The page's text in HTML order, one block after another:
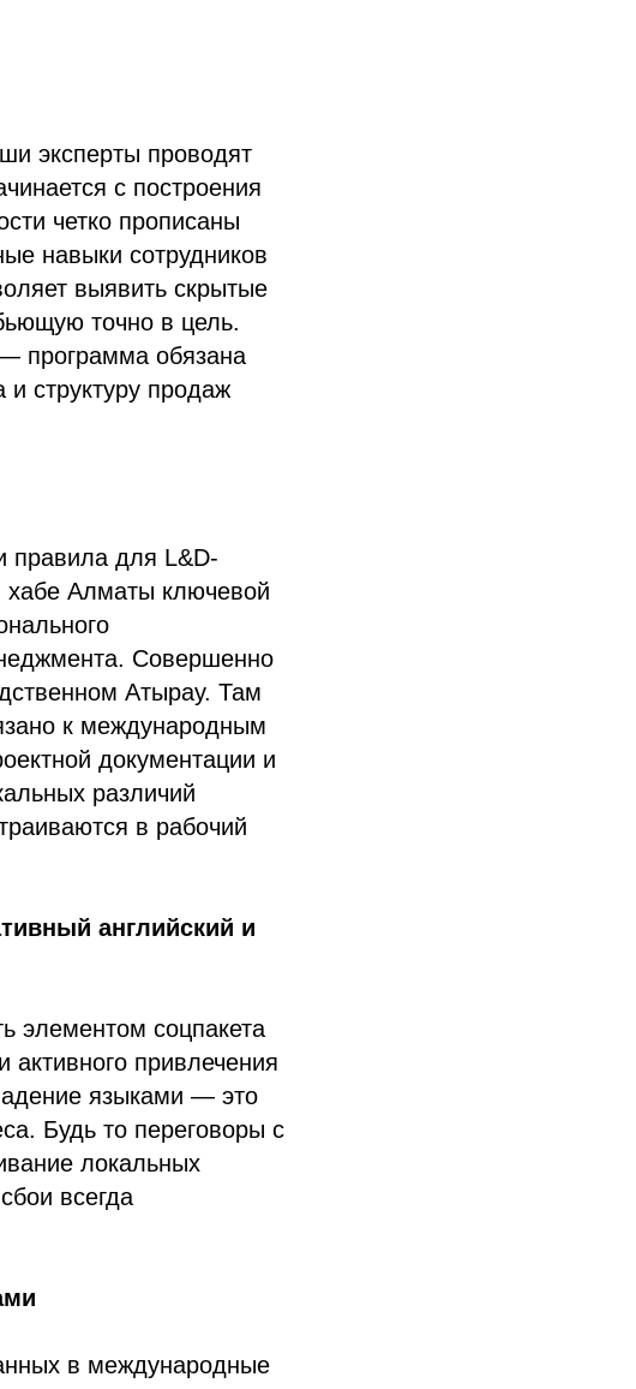
эксперты проводят
с построения
четко прописаны
навыки сотрудников
выявить скрытые
точно в цель.
программа обязана
и структуру продаж
правила для L&D-
хабе Алматы ключевой
Совершенно
Атырау. Там
к международным
документации и
различий
в рабочий
английский и
элементом соцпакета
привлечения
языками — это
Будь то переговоры с
локальных
всегда
в международные